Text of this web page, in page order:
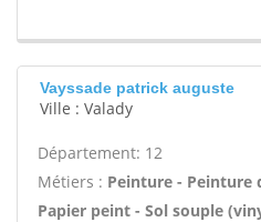
Vayssade patrick auguste
Ville : Valady
Département: 12
Métiers : Peinture - Peinture
Papier peint - Sol souple